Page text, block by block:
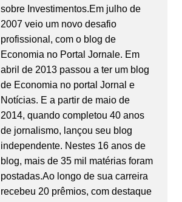
sobre Investimentos.Em julho de
2007 veio um novo desafio
profissional, com o blog de
Economia no Portal Jornale. Em
abril de 2013 passou a ter um blog
de Economia no portal Jornal e
Notícias. E a partir de maio de
2014, quando completou 40 anos
de jornalismo, lançou seu blog
independente. Nestes 16 anos de
blog, mais de 35 mil matérias foram
postadas.Ao longo de sua carreira
recebeu 20 prêmios, com destaque